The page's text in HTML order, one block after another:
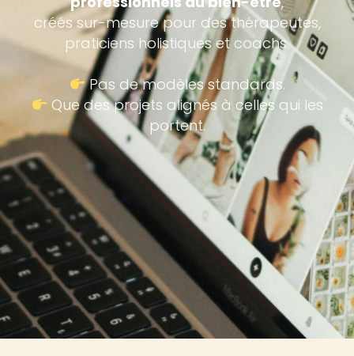
créés sur-mesure pour des thérapeutes,
praticiens holistiques et coachs.
Pas de modèles standards.
Que des projets alignés à celles qui les
portent.